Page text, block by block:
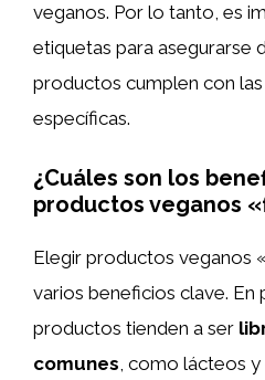
veganos. Por lo tanto, es
etiquetas para asegurarse
productos cumplen con
específicas.
¿Cuáles son los
productos veganos
Elegir productos veganos
varios beneficios clave. En
productos tienden a ser
comunes , como lácteos